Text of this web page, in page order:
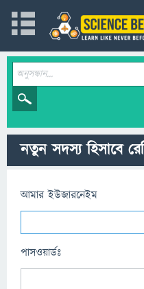
নতুন সদস্য হিসাবে
আমার ইউজারনেইম
পাসওয়ার্ডঃ